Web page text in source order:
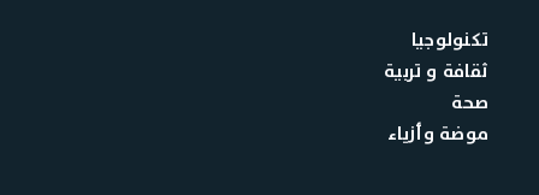
تكنولوجيا
ثقافة و تربية
صحة
موضة وأزياء